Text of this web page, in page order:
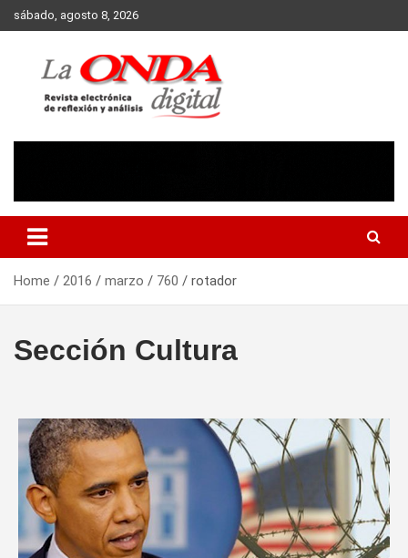
Skip
to
sábado, agosto 8, 2026
Home 2016 marzo 760 rotador